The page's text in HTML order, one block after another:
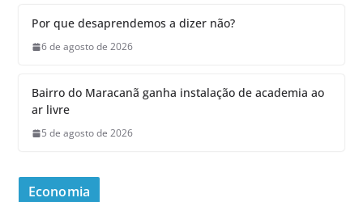
Por que desaprendemos a dizer não?
6 de agosto de 2026
Bairro do Maracanã ganha instalação de academia ao
ar livre
5 de agosto de 2026
Economia